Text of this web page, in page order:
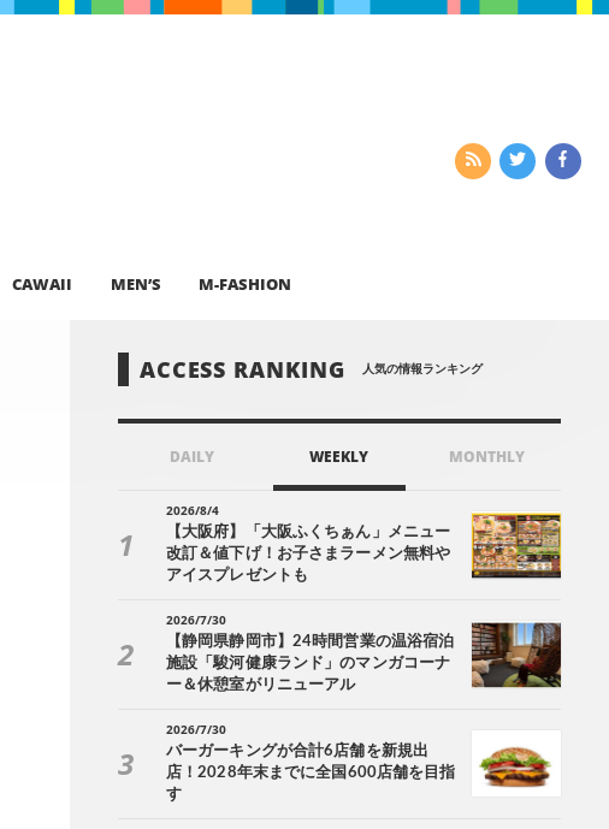
CAWAII MEN’S M-FASHION
ACCESS RANKING 人気の情報ランキング
DAILY WEEKLY MONTHLY
2026/8/4
【大阪府】「大阪ふくちぁん」メニュー
改訂＆値下げ！お子さまラーメン無料や
アイスプレゼントも
2026/7/30
【静岡県静岡市】24時間営業の温浴宿泊
施設「駿河健康ランド」のマンガコーナ
ー＆休憩室がリニューアル
2026/7/30
バーガーキングが合計6店舗を新規出
店！2028年末までに全国600店舗を目指
す